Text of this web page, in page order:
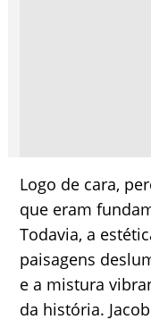
Logo de cara,
que eram
Todavia, a
paisagens
e a mistura
da história.